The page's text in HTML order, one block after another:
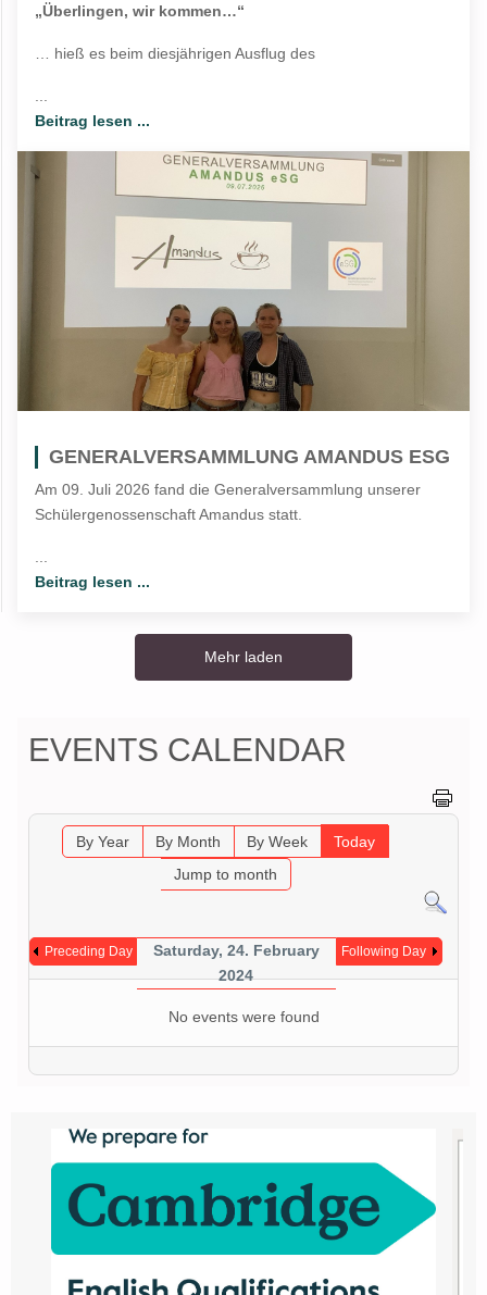
„Überlingen, wir kommen…“
… hieß es beim diesjährigen Ausflug des
Beitrag lesen ...
GENERALVERSAMMLUNG AMANDUS ESG
Am 09. Juli 2026 fand die Generalversammlung unserer
Schülergenossenschaft Amandus statt.
Beitrag lesen ...
Mehr laden
EVENTS CALENDAR
By Year By Month By Week
Today
Jump to month
Preceding Day
Saturday, 24. February
2024
Following Day
No events were found